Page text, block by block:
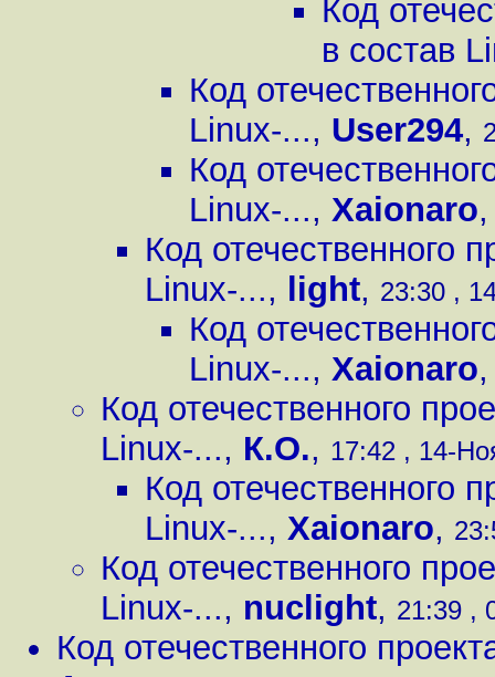
Код
в состав
Код
Linux-..., User294,
Код
Linux-..., Xaionaro
Код отечественного
Linux-..., light, 23:30 ,
Код
Linux-..., Xaionaro
Код отечественного
Linux-..., К.О., 17:42 , 14-
Код отечественного
Linux-..., Xaionaro,
Код отечественного
Linux-..., nuclight, 21:39 ,
Код отечественного